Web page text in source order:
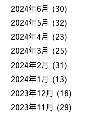
2024年6月 (30)
2024年5月 (32)
2024年4月 (23)
2024年3月 (25)
2024年2月 (31)
2024年1月 (13)
2023年12月 (16)
2023年11月 (29)